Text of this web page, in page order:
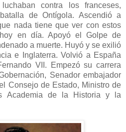
contra los franceses,
de Ontígola. Ascendió a
nada tiene que ver con estos
en día. Apoyó el Golpe de
a muerte. Huyó y se exilió
e Inglaterra. Volvió a España
VII. Empezó su carrera
Senador embajador
Consejo de Estado, Ministro de
Academia de la Historia y la